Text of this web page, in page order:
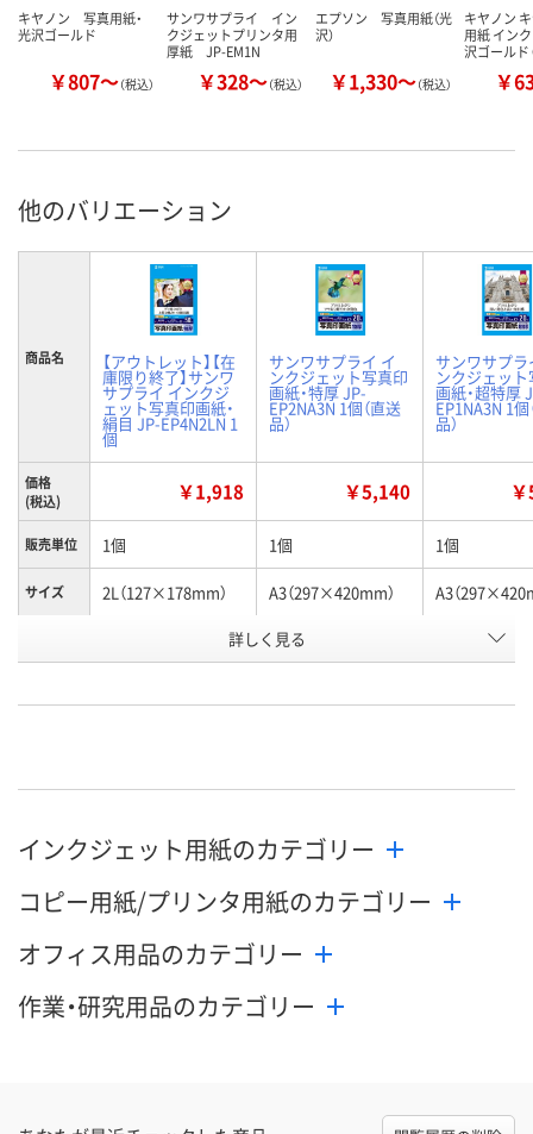
キヤノン 写真用紙・
光沢ゴールド
￥807～（税込）
サンワサプライ イン
クジェットプリンタ用
厚紙 JP-EM1N
￥328～（税込）
エプソン 写真用紙（光
沢）
￥1,330～（税込）
キヤノン
用紙 イン
沢ゴール
￥
他のバリエーション
商品名 【アウトレット】【在
庫限り終了】サンワ
サプライ インクジ
ェット写真印画紙・
絹目 JP-EP4N2LN 1
個
サンワサプライ イ
ンクジェット写真印
画紙・特厚 JP-
EP2NA3N 1個（直送
品）
サンワサプラ
ンクジェッ
画紙・超特厚
EP1NA3N 1個
品）
価格
(税込)
￥1,918 ￥5,140
販売単位 1個 1個 1個
サイズ 2L（127×178mm） A3（297×420mm） A3（
フォト光沢 超フォト光沢
JN04894 JN04892 JN04890
数量
カゴへ
数量
カゴへ
した
詳しく見る
インクジェット用紙のカテゴリー
コピー用紙/プリンタ用紙のカテゴリー
オフィス用品のカテゴリー
作業・研究用品のカテゴリー